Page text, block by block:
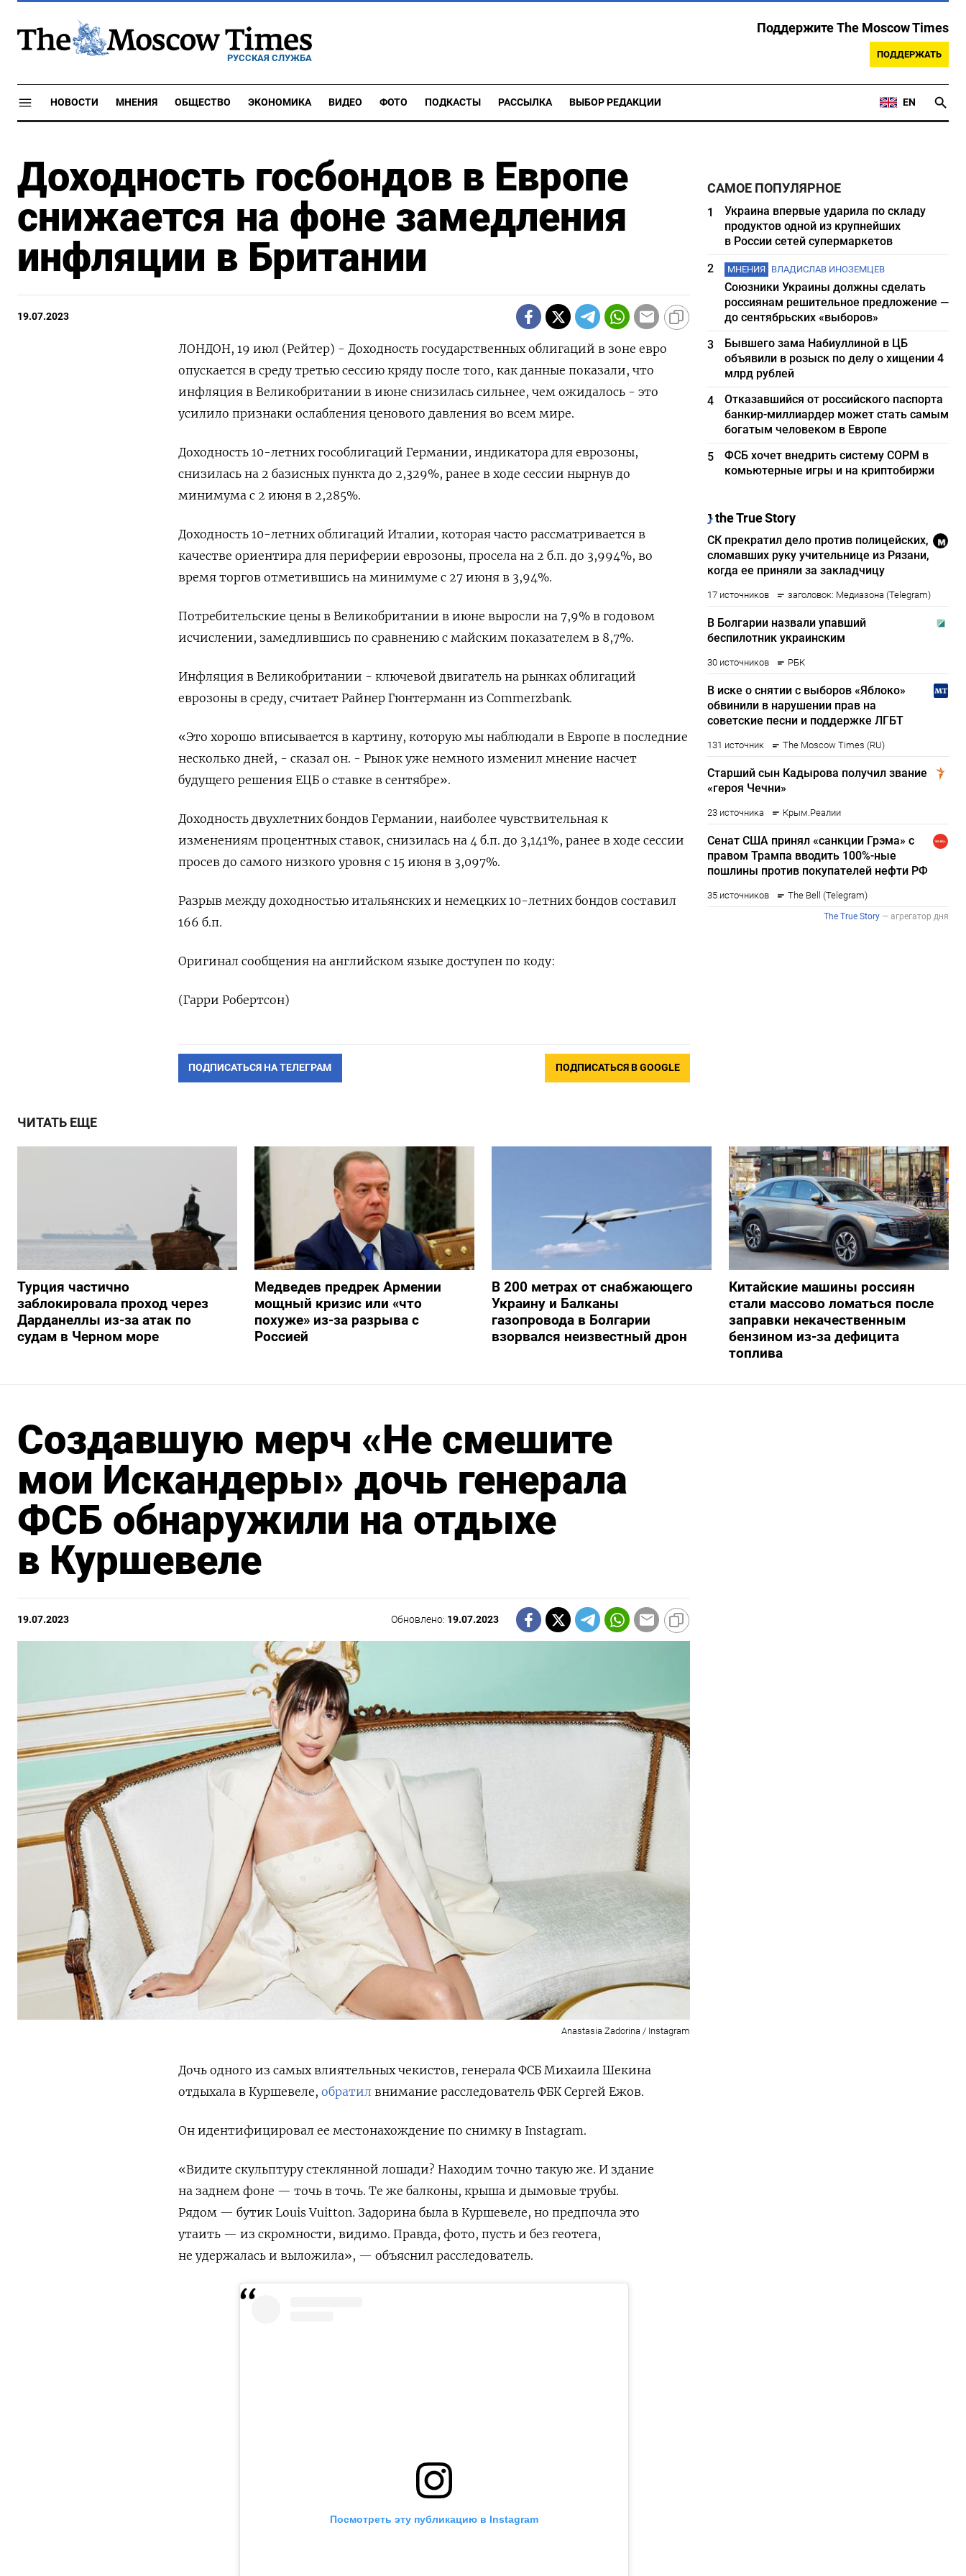
РУССКАЯ СЛУЖБА
Поддержите The Moscow Times
ПОДДЕРЖАТЬ
НОВОСТИ МНЕНИЯ ОБЩЕСТВО ЭКОНОМИКА ВИДЕО ФОТО ПОДКАСТЫ РАССЫЛКА ВЫБОР РЕДАКЦИИ EN
Доходность госбондов в Европе
снижается на фоне замедления
инфляции в Британии
19.07.2023
ЛОНДОН, 19 июл (Рейтер) - Доходность государственных облигаций в зоне евро
опускается в среду третью сессию кряду после того, как данные показали, что
инфляция в Великобритании в июне снизилась сильнее, чем ожидалось - это
усилило признаки ослабления ценового давления во всем мире.
Доходность 10-летних гособлигаций Германии, индикатора для еврозоны,
снизилась на 2 базисных пункта до 2,329%, ранее в ходе сессии нырнув до
минимума с 2 июня в 2,285%.
Доходность 10-летних облигаций Италии, которая часто рассматривается в
качестве ориентира для периферии еврозоны, просела на 2 б.п. до 3,994%, во
время торгов отметившись на минимуме с 27 июня в 3,94%.
Потребительские цены в Великобритании в июне выросли на 7,9% в годовом
исчислении, замедлившись по сравнению с майским показателем в 8,7%.
Инфляция в Великобритании - ключевой двигатель на рынках облигаций
еврозоны в среду, считает Райнер Гюнтерманн из Commerzbank.
«Это хорошо вписывается в картину, которую мы наблюдали в Европе в последние
несколько дней, - сказал он. - Рынок уже немного изменил мнение насчет
будущего решения ЕЦБ о ставке в сентябре».
Доходность двухлетних бондов Германии, наиболее чувствительная к
изменениям процентных ставок, снизилась на 4 б.п. до 3,141%, ранее в ходе сессии
просев до самого низкого уровня с 15 июня в 3,097%.
Разрыв между доходностью итальянских и немецких 10-летних бондов составил
166 б.п.
Оригинал сообщения на английском языке доступен по коду:
(Гарри Робертсон)
ПОДПИСАТЬСЯ НА ТЕЛЕГРАМ ПОДПИСАТЬСЯ В GOOGLE
САМОЕ ПОПУЛЯРНОЕ
1
Украина впервые ударила по складу
продуктов одной из крупнейших
в России сетей супермаркетов
2
МНЕНИЯ ВЛАДИСЛАВ ИНОЗЕМЦЕВ
Союзники Украины должны сделать
россиянам решительное предложение —
до сентябрьских «выборов»
3
Бывшего зама Набиуллиной в ЦБ
объявили в розыск по делу о хищении 4
млрд рублей
4
Отказавшийся от российского паспорта
банкир-миллиардер может стать самым
богатым человеком в Европе
5
ФСБ хочет внедрить систему СОРМ в
комьютерные игры и на криптобиржи
ЧИТАТЬ ЕЩЕ
Турция частично
заблокировала проход через
Дарданеллы из-за атак по
судам в Черном море
Медведев предрек Армении
мощный кризис или «что
похуже» из-за разрыва с
Россией
В 200 метрах от снабжающего
Украину и Балканы
газопровода в Болгарии
взорвался неизвестный дрон
Китайские машины россиян
стали массово ломаться после
заправки некачественным
бензином из-за дефицита
топлива
Создавшую мерч «Не смешите
мои Искандеры» дочь генерала
ФСБ обнаружили на отдыхе
в Куршевеле
19.07.2023 Обновлено: 19.07.2023
Anastasia Zadorina / Instagram
Дочь одного из самых влиятельных чекистов, генерала ФСБ Михаила Шекина
отдыхала в Куршевеле, обратил внимание расследователь ФБК Сергей Ежов.
Он идентифицировал ее местонахождение по снимку в Instagram.
«Видите скульптуру стеклянной лошади? Находим точно такую же. И здание
на заднем фоне — точь в точь. Те же балконы, крыша и дымовые трубы.
Рядом — бутик Louis Vuitton. Задорина была в Куршевеле, но предпочла это
утаить — из скромности, видимо. Правда, фото, пусть и без геотега,
не удержалась и выложила», — объяснил расследователь.
Посмотреть эту публикацию в Instagram